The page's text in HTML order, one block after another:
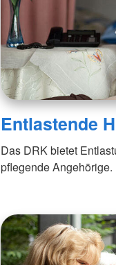
Entlastende
Das DRK bietet
pflegende Angehörige.